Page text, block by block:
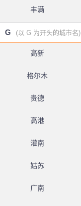
丰满
G (以 G 为开头的城市名)
高新
格尔木
贵德
高港
灌南
姑苏
广南